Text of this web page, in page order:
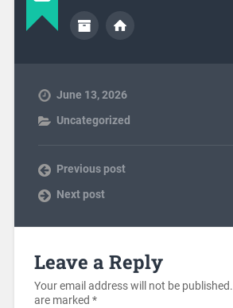
June 13, 2026
Uncategorized
Previous post
Next post
Leave a Reply
Your email address will not be published.
are marked *